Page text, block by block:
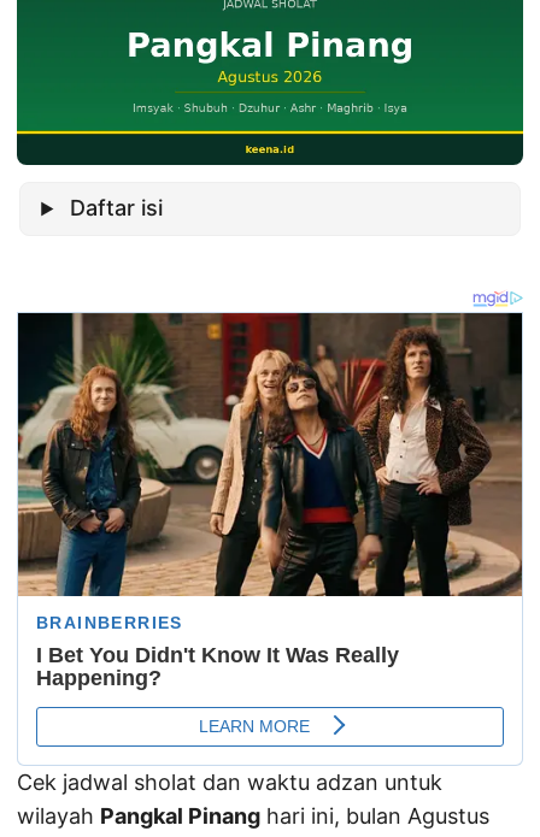
Daftar isi
Cek jadwal sholat dan waktu adzan untuk
wilayah Pangkal Pinang hari ini, bulan Agustus